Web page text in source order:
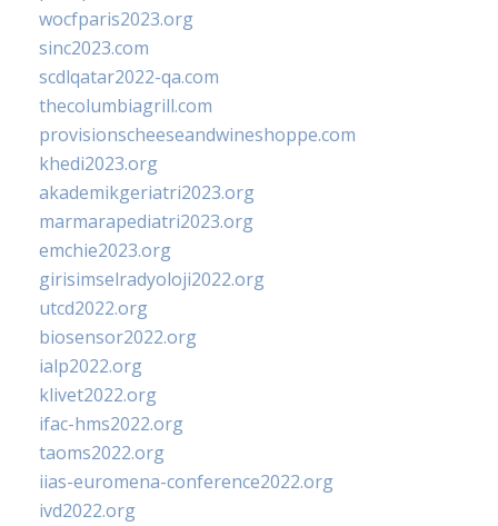
wocfparis2023.org
sinc2023.com
scdlqatar2022-qa.com
thecolumbiagrill.com
provisionscheeseandwineshoppe.com
khedi2023.org
akademikgeriatri2023.org
marmarapediatri2023.org
emchie2023.org
girisimselradyoloji2022.org
utcd2022.org
biosensor2022.org
ialp2022.org
klivet2022.org
ifac-hms2022.org
taoms2022.org
iias-euromena-conference2022.org
ivd2022.org